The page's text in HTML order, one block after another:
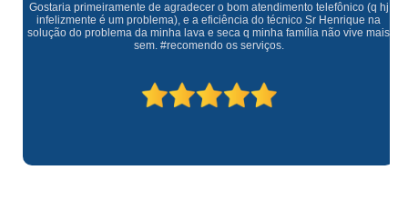
Gostaria primeiramente de agradecer o bom atendimento telefônico (q hj
infelizmente é um problema), e a eficiência do técnico Sr Henrique na
solução do problema da minha lava e seca q minha família não vive mais
sem. #recomendo os serviços.